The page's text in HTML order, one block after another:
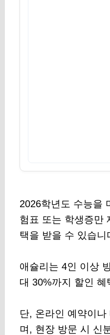
2026학년도 수능을
험표 또는 학생증만
택을 받을 수 있습니
애슐리는 4인 이상
대 30%까지 할인 혜
단, 온라인 예약이나
며, 현장 방문 시 신